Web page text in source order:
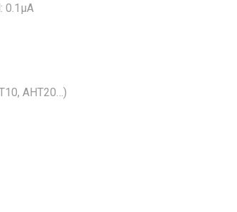
0.1µA
AHT20…)